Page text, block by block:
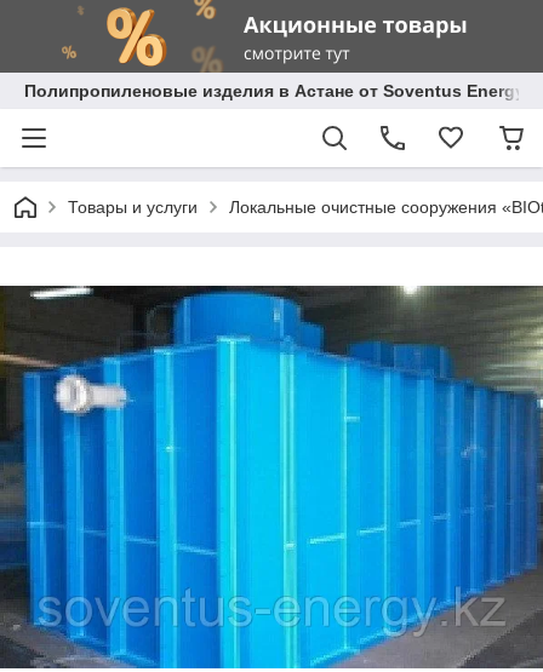
Полипропиленовые изделия в Астане от Soventus Energy
Товары и услуги Локальные очистные сооружения